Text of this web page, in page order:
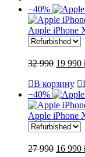
−40%
Apple iPhone
32 990 19 990
В корзину
−40%
Apple iPhone
27 990 16 990